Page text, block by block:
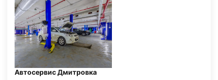
Автосервис Дмитровка